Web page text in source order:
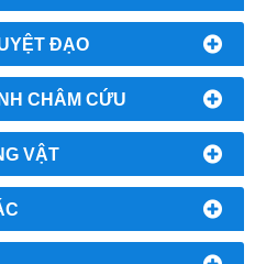
ĐẠO
CHÂM CỨU
VẬT